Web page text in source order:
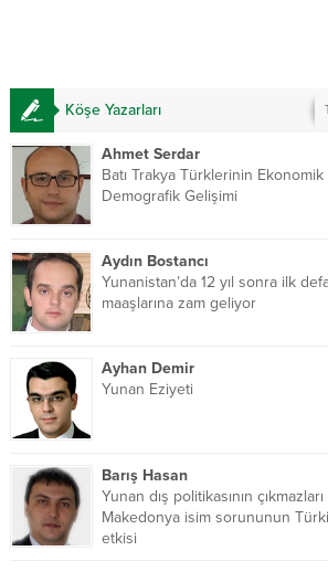
Köşe Yazarları
Ahmet Serdar
Batı Trakya Türklerinin Ekonomik
Demografik Gelişimi
Aydın Bostancı
Yunanistan’da 12 yıl sonra ilk
maaşlarına zam geliyor
Ayhan Demir
Yunan Eziyeti
Barış Hasan
Yunan dış politikasının
Makedonya isim sorununun
etkisi